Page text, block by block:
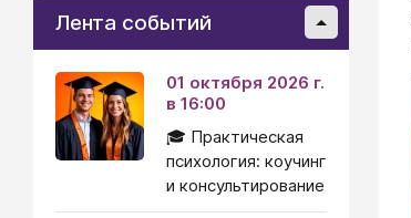
Лента событий
01 октября 2026 г.
в 16:00
🎓 Практическая
психология: коучинг
и консультирование